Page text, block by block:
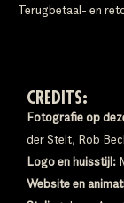
Terugbetaal- en
CREDITS:
Fotografie op
der Stelt, Rob
Logo en huisstijl:
Website en